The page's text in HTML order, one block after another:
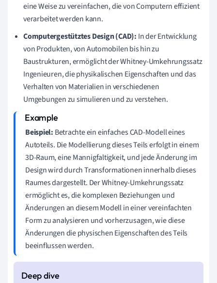
eine Weise zu vereinfachen, die von Computern effizient
verarbeitet werden kann.
Computergestütztes Design (CAD): In der Entwicklung
von Produkten, von Automobilen bis hin zu
Baustrukturen, ermöglicht der Whitney-Umkehrungssatz
Ingenieuren, die physikalischen Eigenschaften und das
Verhalten von Materialien in verschiedenen
Umgebungen zu simulieren und zu verstehen.
Beispiel: Betrachte ein einfaches CAD-Modell eines
Autoteils. Die Modellierung dieses Teils erfolgt in einem
3D-Raum, eine Mannigfaltigkeit, und jede Änderung im
Design wird durch Transformationen innerhalb dieses
Raumes dargestellt. Der Whitney-Umkehrungssatz
ermöglicht es, die komplexen Beziehungen und
Änderungen an diesem Modell in einer vereinfachten
Form zu analysieren und vorherzusagen, wie diese
Änderungen die physischen Eigenschaften des Teils
beeinflussen werden.